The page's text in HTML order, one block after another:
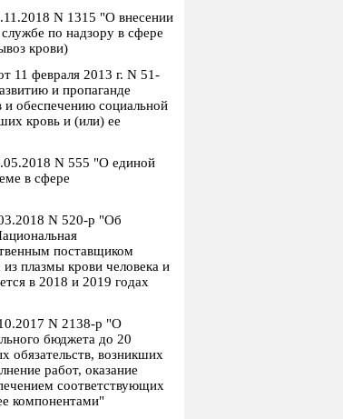
N 1315 "О внесении
по надзору в сфере
крови)
11 февраля 2013 г. N 51-
и пропаганде
и обеспечению социальной
кровь и (или) ее
N 555 "О единой
в сфере
N 520-р "Об
поставщиком
плазмы крови человека и
в 2018 и 2019 годах
N 2138-р "О
бюджета до 20
обязательств, возникших
работ, оказание
соответствующих
компонентами"